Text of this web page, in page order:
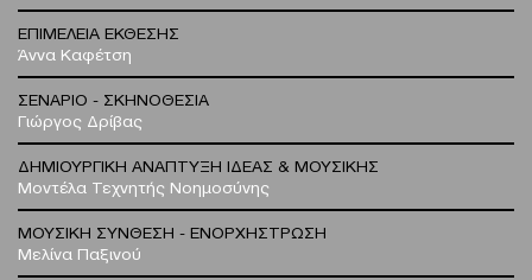
ΕΠΙΜΕΛΕΙΑ ΕΚΘΕΣΗΣ
Άννα Καφέτση
ΣΕΝΑΡΙΟ - ΣΚΗΝΟΘΕΣΙΑ
Γιώργος Δρίβας
ΔΗΜΙΟΥΡΓΙΚΗ ΑΝΑΠΤΥΞΗ ΙΔΕΑΣ & ΜΟΥΣΙΚΗΣ
Μοντέλα Τεχνητής Νοημοσύνης
ΜΟΥΣΙΚΗ ΣΥΝΘΕΣΗ - ΕΝΟΡΧΗΣΤΡΩΣΗ
Μελίνα Παξινού